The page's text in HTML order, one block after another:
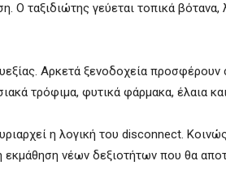
Ο ταξιδιώτης γεύεται τοπικά βότανα,
Αρκετά ξενοδοχεία
τρόφιμα, φυτικά φάρμακα, έλαια
η λογική του disconnect.
νέων δεξιοτήτων που θα